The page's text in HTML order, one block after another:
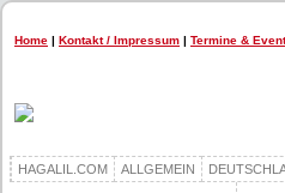
Home | Kontakt / Impressum | Termine &
HAGALIL.COM ALLGEMEIN